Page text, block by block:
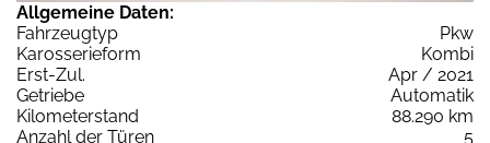
Allgemeine Daten:
Fahrzeugtyp
Pkw
Karosserieform
Kombi
Erst-Zul.
Apr / 2021
Getriebe
Automatik
Kilometerstand
88.290 km
Anzahl der Türen
5